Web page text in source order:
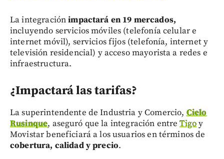
La integraciónimpactará en 19 mercados,
incluyendo servicios móviles (telefonía celular e
internet móvil), servicios fijos (telefonía, internet y
televisión residencial) y acceso mayorista a redes e
infraestructura.
¿Impactará las tarifas?
La superintendente de Industria y Comercio, Cielo
Rusinque, aseguró que la integración entreTigoy
Movistar beneficiará a los usuarios en términos de
cobertura, calidad y precio.